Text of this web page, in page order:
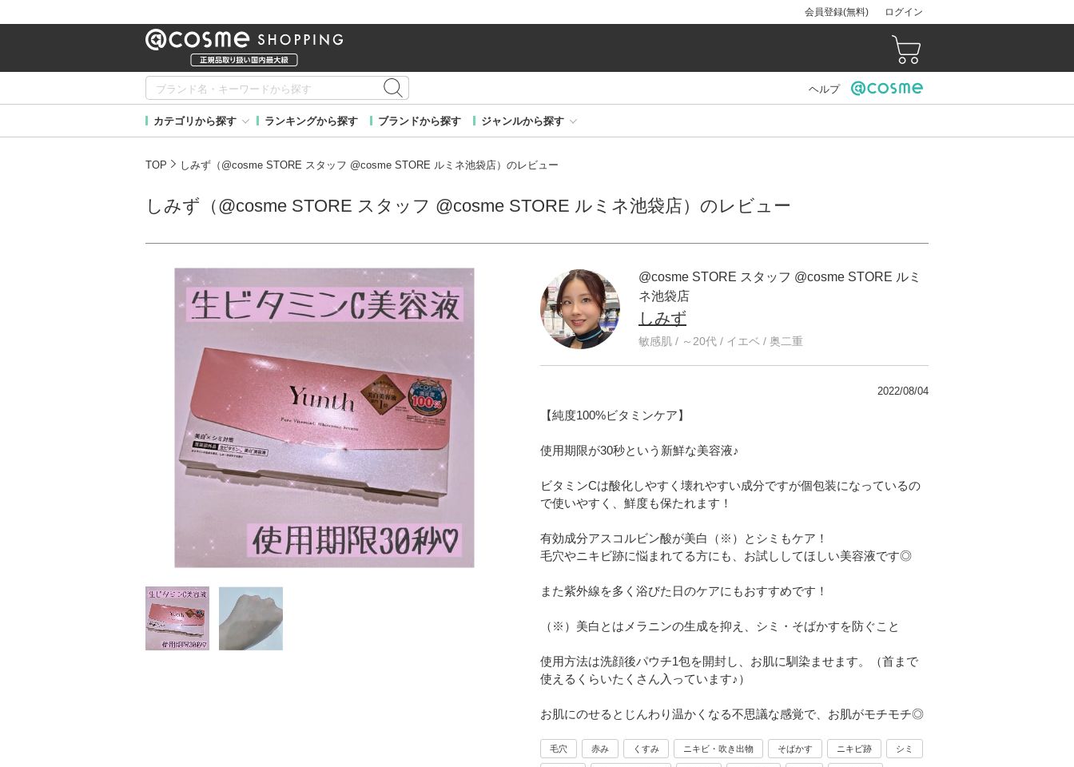
会員登録(無料) ログイン
ヘルプ
カテゴリから探す ランキングから探す ブランドから探す ジャンルから探す
TOP しみず（@cosme STORE スタッフ @cosme STORE ルミネ池袋店）のレビュー
しみず（@cosme STORE スタッフ @cosme STORE ルミネ池袋店）のレビュー
@cosme STORE スタッフ @cosme STORE ルミ
ネ池袋店
しみず
敏感肌 / ～20代 / イエベ / 奥二重
2022/08/04
【純度100%ビタミンケア】
使用期限が30秒という新鮮な美容液♪
ビタミンCは酸化しやすく壊れやすい成分ですが個包装になっているの
で使いやすく、鮮度も保たれます！
有効成分アスコルビン酸が美白（※）とシミもケア！
毛穴やニキビ跡に悩まれてる方にも、お試ししてほしい美容液です◎
また紫外線を多く浴びた日のケアにもおすすめです！
（※）美白とはメラニンの生成を抑え、シミ・そばかすを防ぐこと
使用方法は洗顔後パウチ1包を開封し、お肌に馴染ませます。（首まで
使えるくらいたくさん入っています♪）
お肌にのせるとじんわり温かくなる不思議な感覚で、お肌がモチモチ◎
毛穴 赤み くすみ ニキビ・吹き出物 そばかす ニキビ跡 シミ